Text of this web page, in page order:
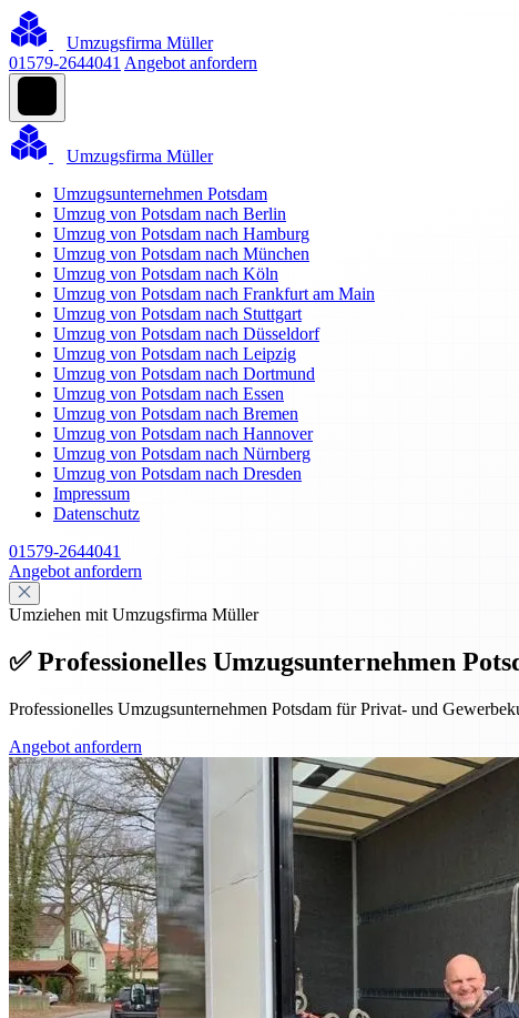
Umzugsfirma Müller
01579-2644041 Angebot anfordern
Umzugsfirma Müller
Umzugsunternehmen Potsdam
Umzug von Potsdam nach Berlin
Umzug von Potsdam nach Hamburg
Umzug von Potsdam nach München
Umzug von Potsdam nach Köln
Umzug von Potsdam nach Frankfurt am Main
Umzug von Potsdam nach Stuttgart
Umzug von Potsdam nach Düsseldorf
Umzug von Potsdam nach Leipzig
Umzug von Potsdam nach Dortmund
Umzug von Potsdam nach Essen
Umzug von Potsdam nach Bremen
Umzug von Potsdam nach Hannover
Umzug von Potsdam nach Nürnberg
Umzug von Potsdam nach Dresden
Impressum
Datenschutz
01579-2644041
Angebot anfordern
Umziehen mit Umzugsfirma Müller
✅ Professionelles Umzugsunternehmen
Professionelles Umzugsunternehmen Potsdam für Privat- und
Angebot anfordern